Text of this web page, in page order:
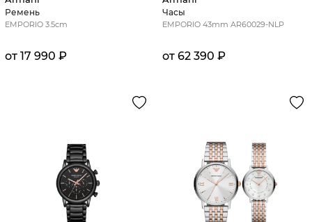
Ремень
EMPORIO 3.5cm
от 17 990 ₽
Часы
EMPORIO 43mm AR60029-NLP
от 62 390 ₽